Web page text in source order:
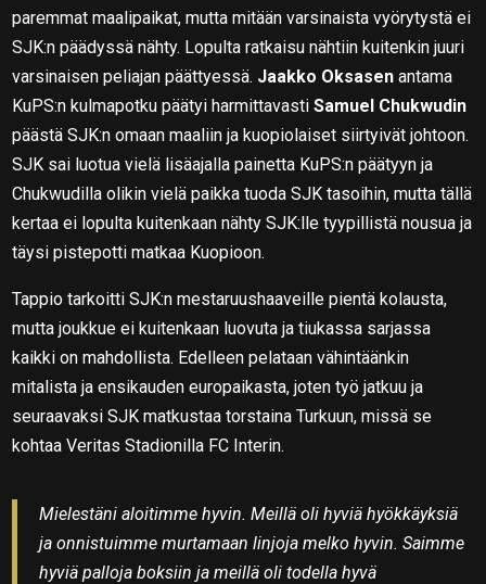
paremmat maalipaikat, mutta mitään varsinaista vyörytystä ei
SJK:n päädyssä nähty. Lopulta ratkaisu nähtiin kuitenkin juuri
varsinaisen peliajan päättyessä. Jaakko Oksasen antama
KuPS:n kulmapotku päätyi harmittavastiSamuel Chukwudin
päästä SJK:n omaan maaliin ja kuopiolaiset siirtyivät johtoon.
SJK sai luotua vielä lisäajalla painetta KuPS:n päätyyn ja
Chukwudilla olikin vielä paikka tuoda SJK tasoihin, mutta tällä
kertaa ei lopulta kuitenkaan nähty SJK:lle tyypillistä nousua ja
täysi pistepotti matkaa Kuopioon.
Tappio tarkoitti SJK:n mestaruushaaveille pientä kolausta,
mutta joukkue ei kuitenkaan luovuta ja tiukassa sarjassa
kaikki on mahdollista. Edelleen pelataan vähintäänkin
mitalista ja ensikauden europaikasta, joten työ jatkuu ja
seuraavaksi SJK matkustaa torstaina Turkuun, missä se
kohtaa Veritas Stadionilla FC Interin.
Mielestäni aloitimme hyvin. Meillä oli hyviä hyökkäyksiä
ja onnistuimme murtamaan linjoja melko hyvin. Saimme
hyviä palloja boksiin ja meillä oli todella hyvä